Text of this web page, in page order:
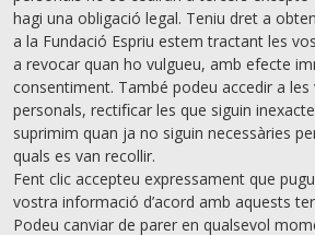
hagi una obligació legal. Teniu dret a
a la Fundació Espriu estem tractant les
a revocar quan ho vulgueu, amb efecte
consentiment. També podeu accedir a les
personals, rectiﬁcar les que siguin
suprimim quan ja no siguin necessàries
quals es van recollir.
Fent clic accepteu expressament que
vostra informació d’acord amb aquests
Podeu canviar de parer en qualsevol